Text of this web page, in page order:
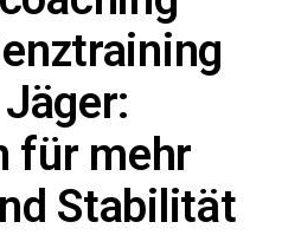
für mehr
Stabilität